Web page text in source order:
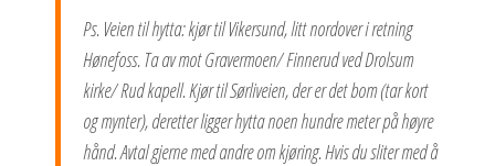
Ps. Veien til hytta: kjør til Vikersund, litt nordover i retning
Hønefoss. Ta av mot Gravermoen/ Finnerud ved Drolsum
kirke/ Rud kapell. Kjør til Sørliveien, der er det bom (tar kort
og mynter), deretter ligger hytta noen hundre meter på høyre
hånd. Avtal gjerne med andre om kjøring. Hvis du sliter med å